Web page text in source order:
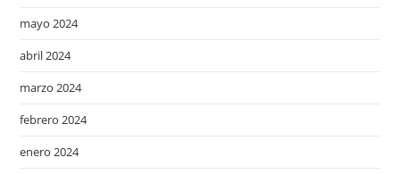
mayo 2024
abril 2024
marzo 2024
febrero 2024
enero 2024